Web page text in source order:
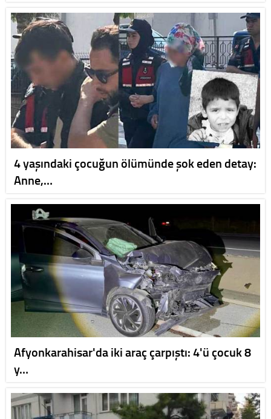
4 yaşındaki çocuğun ölümünde şok eden detay:
Anne,…
Afyonkarahisar'da iki araç çarpıştı: 4'ü çocuk 8
y…